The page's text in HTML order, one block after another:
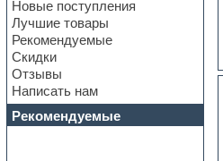
Construction kits
Convolution
Cubase
Dance drums
Dance music production
tutorials
DAW
Disco samples
Новые поступления
Лучшие товары
Рекомендуемые
Скидки
Отзывы
Написать нам
Рекомендуемые